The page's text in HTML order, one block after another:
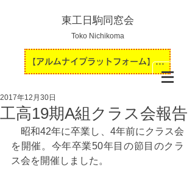
東工日駒同窓会
Toko Nichikoma
【アルムナイプラットフォーム】運用開始のお知らせ
工高19期A組クラス会報告
2017年12月30日
昭和42年に卒業し、4年前にクラス会
を開催。今年卒業50年目の節目のクラ
ス会を開催しました。